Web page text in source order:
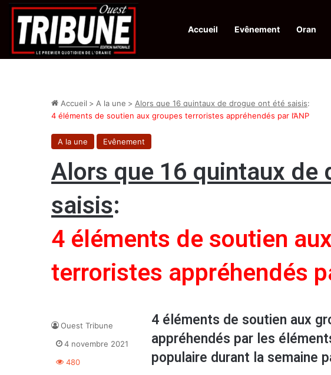
Accueil Evênement Oran
Infos en Direct: Protection de la ville sainte d’El-Qods : l’Algérie appelle à une action
Accueil > A la une > Alors que 16 quintaux de drogue ont été saisis:
4 éléments de soutien aux groupes terroristes appréhendés par l’ANP
A la une Evênement
Alors que 16 quintaux de
saisis:
4 éléments de soutien
terroristes appréhendés
4 éléments de soutien aux
appréhendés par les
populaire durant la semaine
Ouest Tribune
4 novembre 2021
480